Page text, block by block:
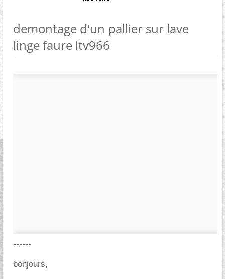
demontage d'un pallier sur lave
linge faure ltv966
------
bonjours,